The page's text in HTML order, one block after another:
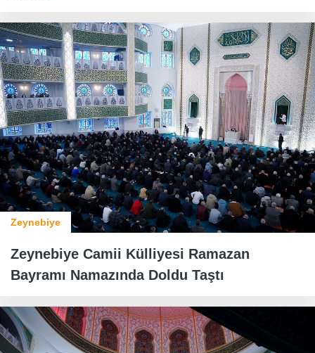
Zeynebiye
Zeynebiye Camii Külliyesi Ramazan
Bayramı Namazında Doldu Taştı